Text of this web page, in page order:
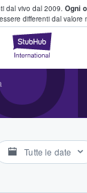
dal vivo dal 2009. Ogni
differenti dal valore
Tutte le date